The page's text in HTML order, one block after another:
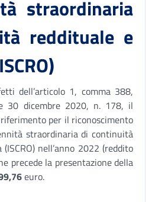
straordinaria
reddituale e
dell’articolo 1, comma 388,
30 dicembre 2020, n. 178, il
per il riconoscimento
straordinaria di continuità
nell’anno 2022 (reddito
precede la presentazione della
euro.